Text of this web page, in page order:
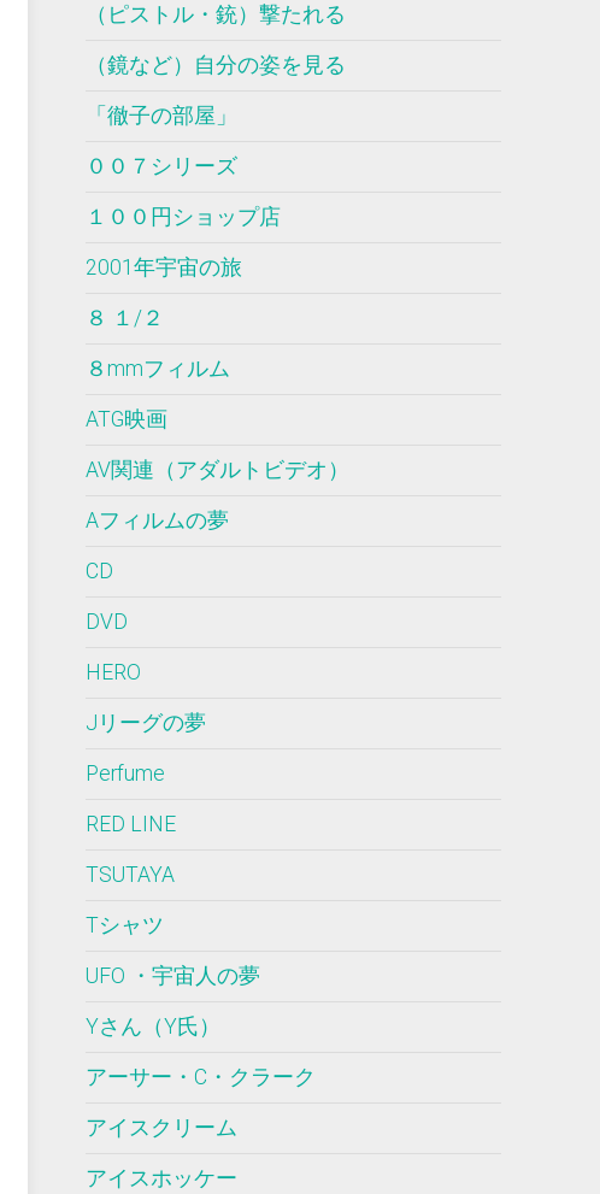
（ピストル・銃）撃たれる
（鏡など）自分の姿を見る
「徹子の部屋」
００７シリーズ
１００円ショップ店
2001年宇宙の旅
８ １/２
８mmフィルム
ATG映画
AV関連（アダルトビデオ）
Aフィルムの夢
CD
DVD
HERO
Jリーグの夢
Perfume
RED LINE
TSUTAYA
Tシャツ
UFO ・宇宙人の夢
Yさん（Y氏）
アーサー・C・クラーク
アイスクリーム
アイスホッケー